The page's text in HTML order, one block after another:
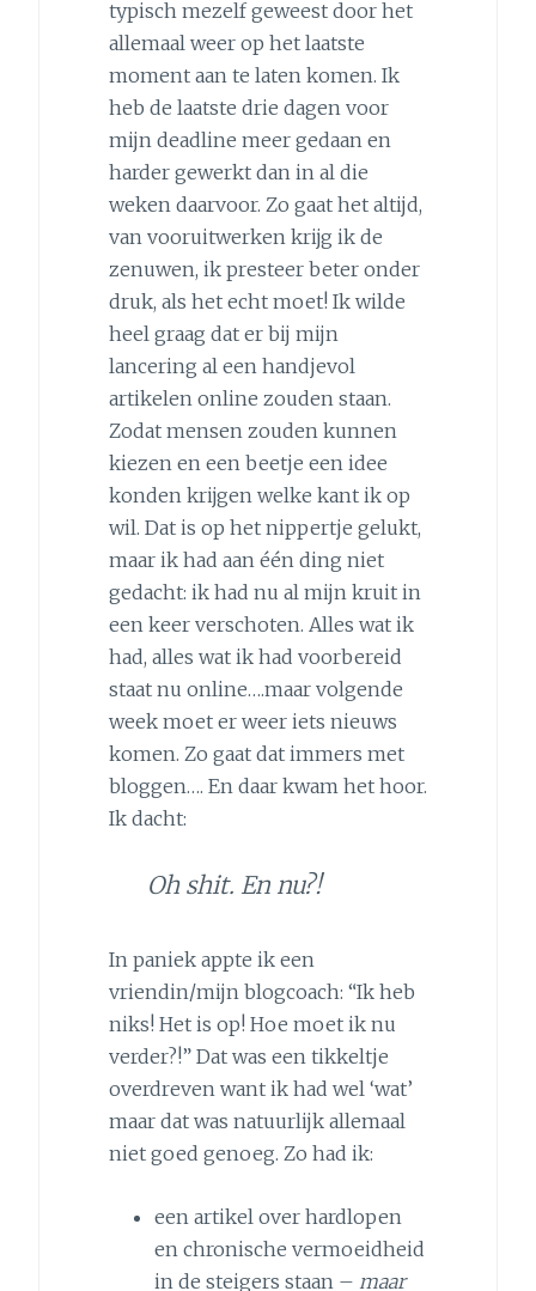
typisch mezelf geweest door het
allemaal weer op het laatste
moment aan te laten komen. Ik
heb de laatste drie dagen voor
mijn deadline meer gedaan en
harder gewerkt dan in al die
weken daarvoor. Zo gaat het altijd,
van vooruitwerken krijg ik de
zenuwen, ik presteer beter onder
druk, als het echt moet! Ik wilde
heel graag dat er bij mijn
lancering al een handjevol
artikelen online zouden staan.
Zodat mensen zouden kunnen
kiezen en een beetje een idee
konden krijgen welke kant ik op
wil. Dat is op het nippertje gelukt,
maar ik had aan één ding niet
gedacht: ik had nu al mijn kruit in
een keer verschoten. Alles wat ik
had, alles wat ik had voorbereid
staat nu online….maar volgende
week moet er weer iets nieuws
komen. Zo gaat dat immers met
bloggen…. En daar kwam het hoor.
Ik dacht:
Oh shit. En nu?!
In paniek appte ik een
vriendin/mijn blogcoach: “Ik heb
niks! Het is op! Hoe moet ik nu
verder?!” Dat was een tikkeltje
overdreven want ik had wel ‘wat’
maar dat was natuurlijk allemaal
niet goed genoeg. Zo had ik:
een artikel over hardlopen
en chronische vermoeidheid
in de steigers staan – maar